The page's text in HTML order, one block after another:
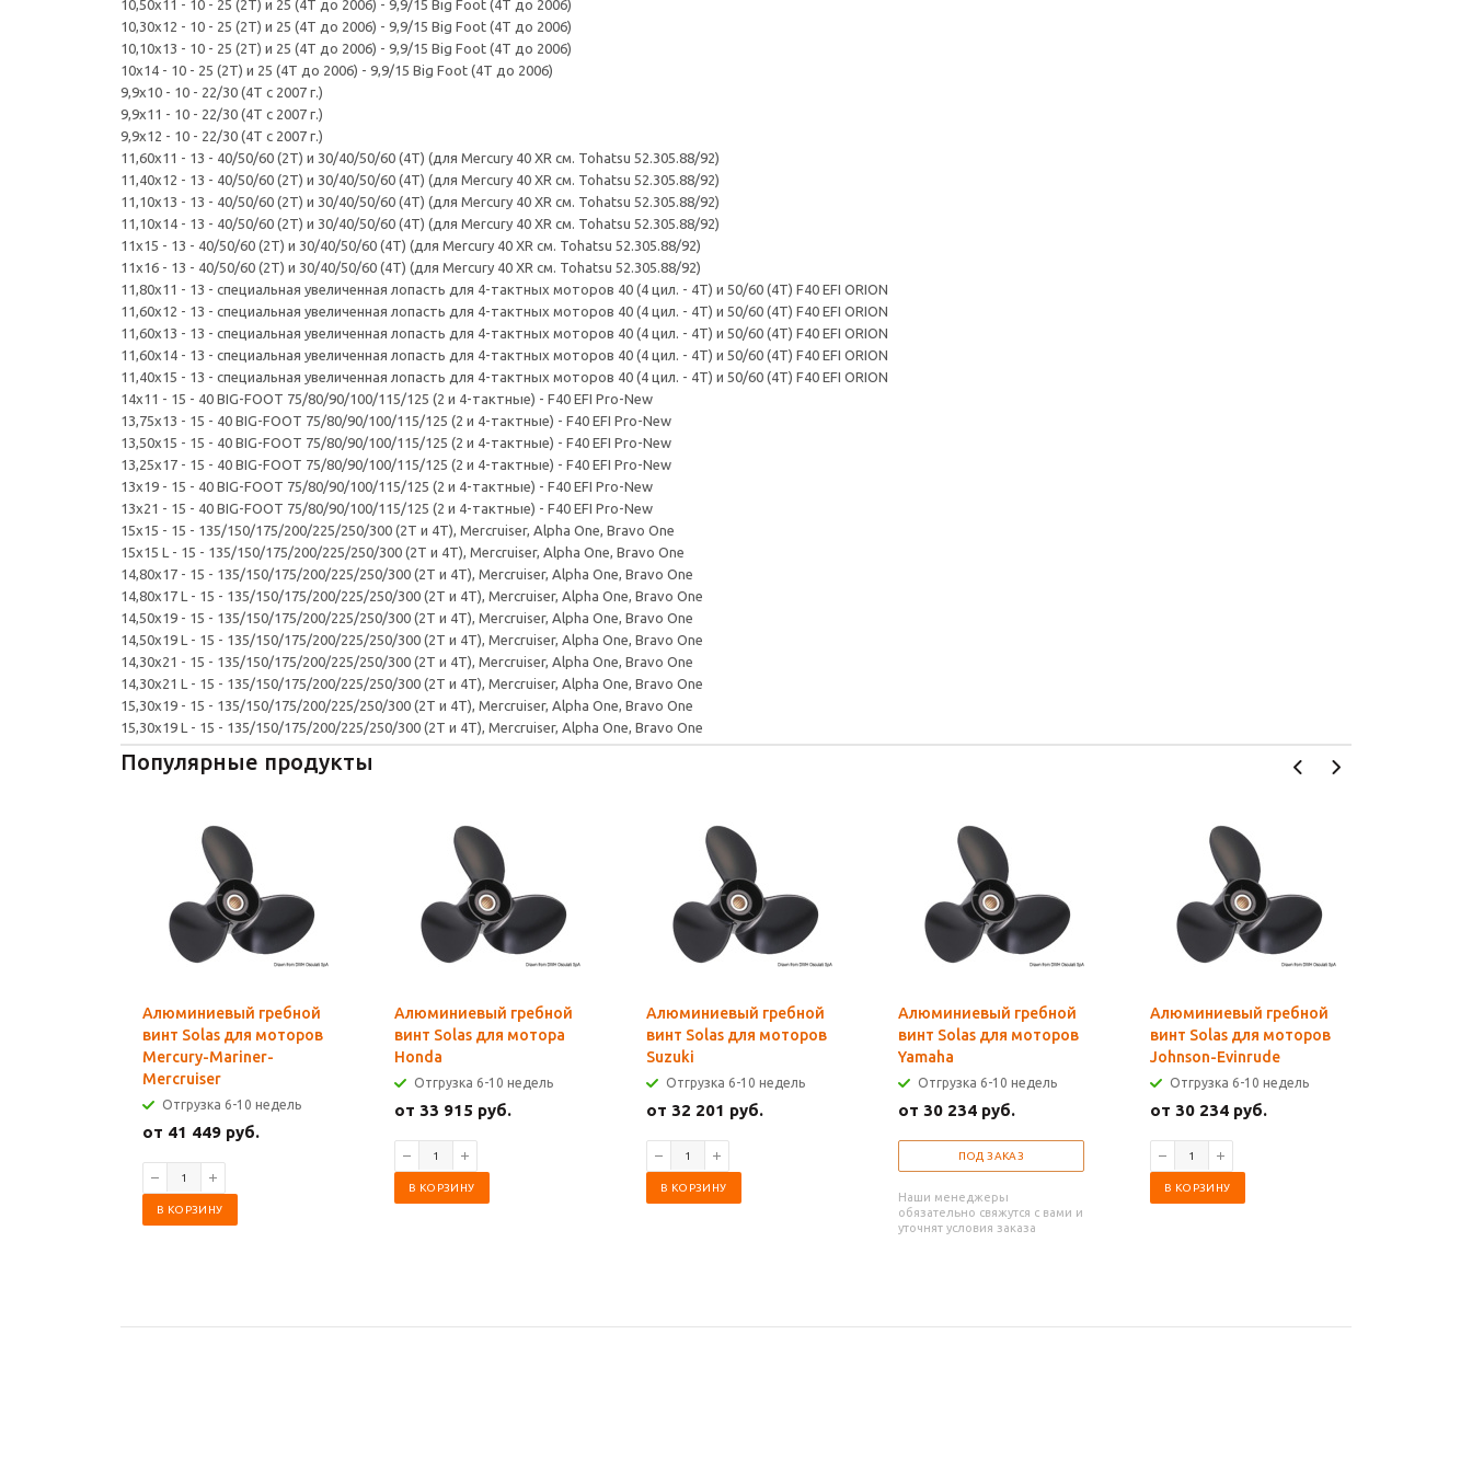
10,50x11 - 10 - 25 (2T) и 25 (4T до 2006) - 9,9/15 Big Foot (4T до 2006)
10,30x12 - 10 - 25 (2T) и 25 (4T до 2006) - 9,9/15 Big Foot (4T до 2006)
10,10x13 - 10 - 25 (2T) и 25 (4T до 2006) - 9,9/15 Big Foot (4T до 2006)
10x14 - 10 - 25 (2T) и 25 (4T до 2006) - 9,9/15 Big Foot (4T до 2006)
9,9x10 - 10 - 22/30 (4T с 2007 г.)
9,9x11 - 10 - 22/30 (4T с 2007 г.)
9,9x12 - 10 - 22/30 (4T с 2007 г.)
11,60x11 - 13 - 40/50/60 (2T) и 30/40/50/60 (4T) (для Mercury 40 XR см. Tohatsu 52.305.88/92)
11,40x12 - 13 - 40/50/60 (2T) и 30/40/50/60 (4T) (для Mercury 40 XR см. Tohatsu 52.305.88/92)
11,10x13 - 13 - 40/50/60 (2T) и 30/40/50/60 (4T) (для Mercury 40 XR см. Tohatsu 52.305.88/92)
11,10x14 - 13 - 40/50/60 (2T) и 30/40/50/60 (4T) (для Mercury 40 XR см. Tohatsu 52.305.88/92)
11x15 - 13 - 40/50/60 (2T) и 30/40/50/60 (4T) (для Mercury 40 XR см. Tohatsu 52.305.88/92)
11x16 - 13 - 40/50/60 (2T) и 30/40/50/60 (4T) (для Mercury 40 XR см. Tohatsu 52.305.88/92)
11,80x11 - 13 - специальная увеличенная лопасть для 4-тактных моторов 40 (4 цил. - 4T) и 50/60 (4T) F40 EFI ORION
11,60x12 - 13 - специальная увеличенная лопасть для 4-тактных моторов 40 (4 цил. - 4T) и 50/60 (4T) F40 EFI ORION
11,60x13 - 13 - специальная увеличенная лопасть для 4-тактных моторов 40 (4 цил. - 4T) и 50/60 (4T) F40 EFI ORION
11,60x14 - 13 - специальная увеличенная лопасть для 4-тактных моторов 40 (4 цил. - 4T) и 50/60 (4T) F40 EFI ORION
11,40x15 - 13 - специальная увеличенная лопасть для 4-тактных моторов 40 (4 цил. - 4T) и 50/60 (4T) F40 EFI ORION
14x11 - 15 - 40 BIG-FOOT 75/80/90/100/115/125 (2 и 4-тактные) - F40 EFI Pro-New
13,75x13 - 15 - 40 BIG-FOOT 75/80/90/100/115/125 (2 и 4-тактные) - F40 EFI Pro-New
13,50x15 - 15 - 40 BIG-FOOT 75/80/90/100/115/125 (2 и 4-тактные) - F40 EFI Pro-New
13,25x17 - 15 - 40 BIG-FOOT 75/80/90/100/115/125 (2 и 4-тактные) - F40 EFI Pro-New
13x19 - 15 - 40 BIG-FOOT 75/80/90/100/115/125 (2 и 4-тактные) - F40 EFI Pro-New
13x21 - 15 - 40 BIG-FOOT 75/80/90/100/115/125 (2 и 4-тактные) - F40 EFI Pro-New
15x15 - 15 - 135/150/175/200/225/250/300 (2T и 4T), Mercruiser, Alpha One, Bravo One
15x15 L - 15 - 135/150/175/200/225/250/300 (2T и 4T), Mercruiser, Alpha One, Bravo One
14,80x17 - 15 - 135/150/175/200/225/250/300 (2T и 4T), Mercruiser, Alpha One, Bravo One
14,80x17 L - 15 - 135/150/175/200/225/250/300 (2T и 4T), Mercruiser, Alpha One, Bravo One
14,50x19 - 15 - 135/150/175/200/225/250/300 (2T и 4T), Mercruiser, Alpha One, Bravo One
14,50x19 L - 15 - 135/150/175/200/225/250/300 (2T и 4T), Mercruiser, Alpha One, Bravo One
14,30x21 - 15 - 135/150/175/200/225/250/300 (2T и 4T), Mercruiser, Alpha One, Bravo One
14,30x21 L - 15 - 135/150/175/200/225/250/300 (2T и 4T), Mercruiser, Alpha One, Bravo One
15,30x19 - 15 - 135/150/175/200/225/250/300 (2T и 4T), Mercruiser, Alpha One, Bravo One
15,30x19 L - 15 - 135/150/175/200/225/250/300 (2T и 4T), Mercruiser, Alpha One, Bravo One
Популярные продукты
Алюминиевый гребной
винт Solas для моторов
Mercury-Mariner-
Mercruiser
Отгрузка 6-10 недель
от 41 449 руб.
В КОРЗИНУ
Алюминиевый гребной
винт Solas для мотора
Honda
Отгрузка 6-10 недель
от 33 915 руб.
В КОРЗИНУ
Алюминиевый гребной
винт Solas для моторов
Suzuki
Отгрузка 6-10 недель
от 32 201 руб.
В КОРЗИНУ
Алюминиевый гребной
винт Solas для моторов
Yamaha
Отгрузка 6-10 недель
от 30 234 руб.
ПОД ЗАКАЗ
Наши менеджеры
обязательно свяжутся с вами и
уточнят условия заказа
Алюминиевый гребной
винт Solas для моторов
Johnson-Evinrude
Отгрузка 6-10 недель
от 30 234 руб.
В КОРЗИНУ